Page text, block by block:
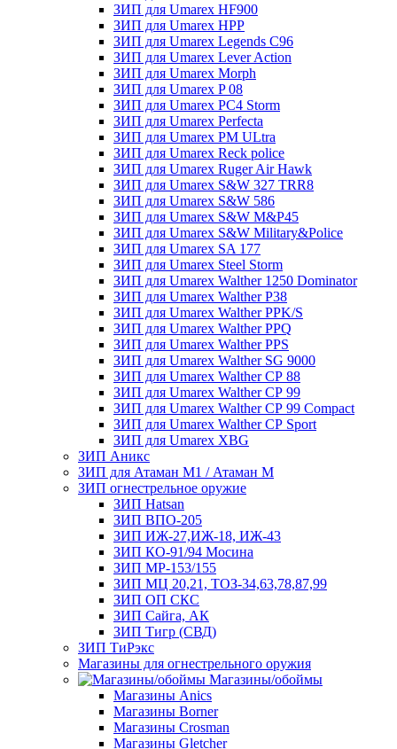
ЗИП для Umarex HF900
ЗИП для Umarex HPP
ЗИП для Umarex Legends C96
ЗИП для Umarex Lever Action
ЗИП для Umarex Morph
ЗИП для Umarex P 08
ЗИП для Umarex PC4 Storm
ЗИП для Umarex Perfecta
ЗИП для Umarex PM ULtra
ЗИП для Umarex Reck police
ЗИП для Umarex Ruger Air Hawk
ЗИП для Umarex S&W 327 TRR8
ЗИП для Umarex S&W 586
ЗИП для Umarex S&W M&P45
ЗИП для Umarex S&W Military&Police
ЗИП для Umarex SA 177
ЗИП для Umarex Steel Storm
ЗИП для Umarex Walther 1250 Dominator
ЗИП для Umarex Walther P38
ЗИП для Umarex Walther PPK/S
ЗИП для Umarex Walther PPQ
ЗИП для Umarex Walther PPS
ЗИП для Umarex Walther SG 9000
ЗИП для Umarex Walther СР 88
ЗИП для Umarex Walther СР 99
ЗИП для Umarex Walther СР 99 Compact
ЗИП для Umarex Walther СР Sport
ЗИП для Umarex XBG
ЗИП Аникс
ЗИП для Атаман М1 / Атаман М
ЗИП огнестрельное оружие
ЗИП Hatsan
ЗИП ВПО-205
ЗИП ИЖ-27,ИЖ-18, ИЖ-43
ЗИП КО-91/94 Мосина
ЗИП МР-153/155
ЗИП МЦ 20,21, ТОЗ-34,63,78,87,99
ЗИП ОП СКС
ЗИП Сайга, АК
ЗИП Тигр (СВД)
ЗИП ТиРэкс
Магазины для огнестрельного оружия
Магазины/обоймы
Магазины Anics
Магазины Borner
Магазины Crosman
Магазины Gletcher